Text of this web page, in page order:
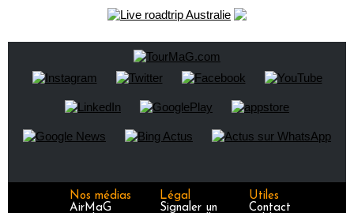
Nos médias
AirMaG
Légal
Signaler un
Utiles
Contact